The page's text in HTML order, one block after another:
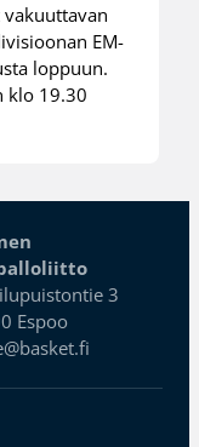
EM-
loppuun.
klo 19.30
3
Espoo